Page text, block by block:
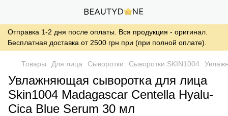
Отправка 1-2 дня после оплаты. Вся продукция - оригинал.
Бесплатная доставка от 2500 грн при (при полной оплате).
Товары Для лица Сыворотки Сыворотки SKIN1004
Увлажняющая сыворотка для лица
Skin1004 Madagascar Centella Hyalu-
Cica Blue Serum 30 мл